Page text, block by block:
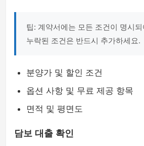
팁: 계약서에는 모든 조건이 명시
누락된 조건은 반드시 추가하세요.
분양가 및 할인 조건
옵션 사항 및 무료 제공 항목
면적 및 평면도
담보 대출 확인